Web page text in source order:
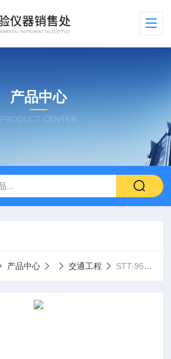
产品中心
PRODUCT CENTER
产品中心 交通工程 STT-950C路面标线测厚仪